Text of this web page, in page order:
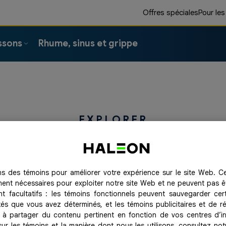
Offres spécialesPour
Rhume, sinus et grippe
EXPLORER
Advil pour la
est malade peut parfois faire de vrais
et à soulager les symptômes pour vous
des témoins pour améliorer votre expérience sur le site Web.
nécessaires pour exploiter notre site Web et ne peuvent pas
facultatifs : les témoins fonctionnels peuvent sauvegarder
que vous avez déterminés, et les témoins publicitaires et de
à partager du contenu pertinent en fonction de vos centres